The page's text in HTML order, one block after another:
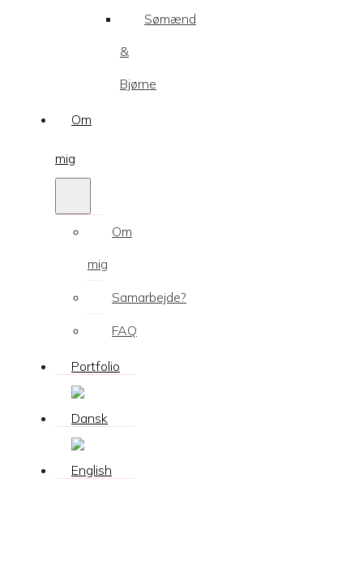
Sømænd
&
Bjørne
Om
mig
Om
mig
Samarbejde?
FAQ
Portfolio